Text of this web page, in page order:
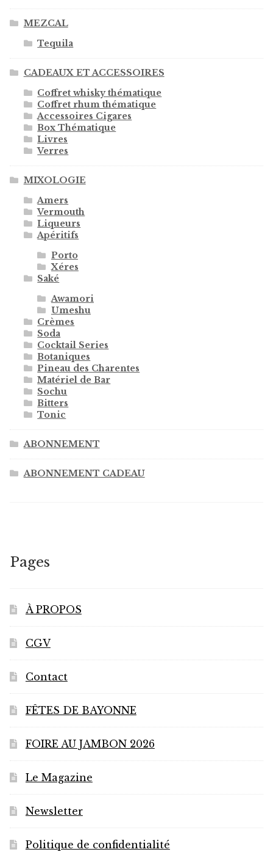
MEZCAL
Tequila
CADEAUX ET ACCESSOIRES
Coffret whisky thématique
Coffret rhum thématique
Accessoires Cigares
Box Thématique
Livres
Verres
MIXOLOGIE
Amers
Vermouth
Liqueurs
Apéritifs
Porto
Xéres
Saké
Awamori
Umeshu
Crèmes
Soda
Cocktail Series
Botaniques
Pineau des Charentes
Matériel de Bar
Sochu
Bitters
Tonic
ABONNEMENT
ABONNEMENT CADEAU
Pages
À PROPOS
CGV
Contact
FÊTES DE BAYONNE
FOIRE AU JAMBON 2026
Le Magazine
Newsletter
Politique de confidentialité